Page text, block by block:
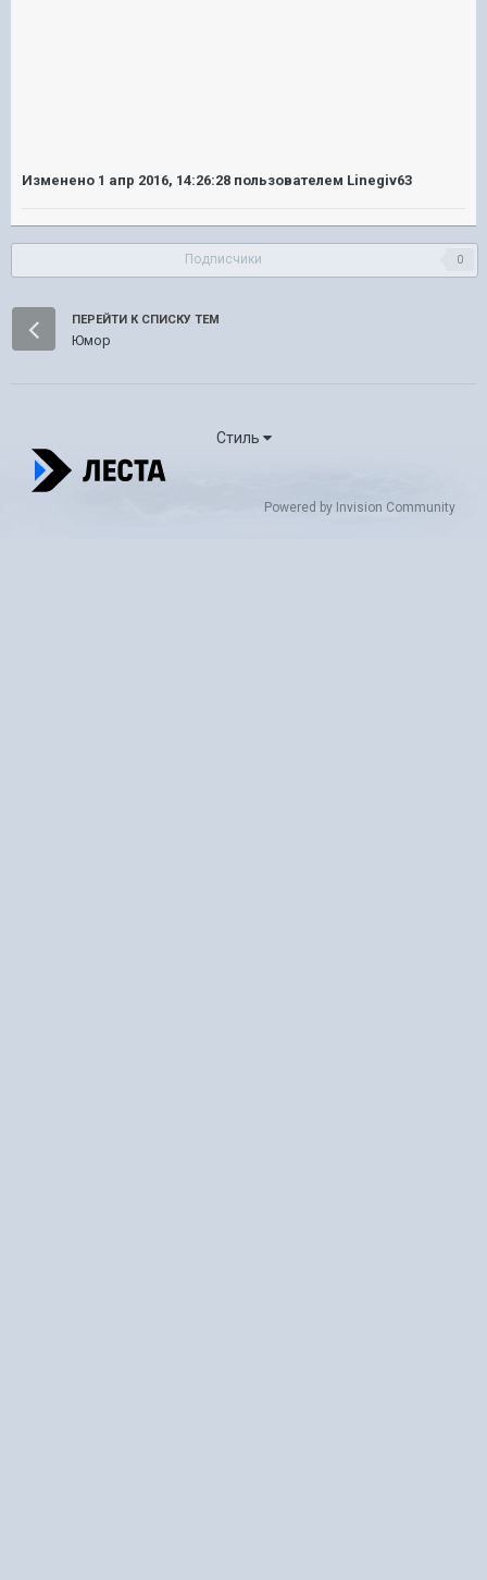
Изменено 1 апр 2016, 14:26:28 пользователем Linegiv63
Подписчики 0
ПЕРЕЙТИ К СПИСКУ ТЕМ
Юмор
Стиль
Powered by Invision Community